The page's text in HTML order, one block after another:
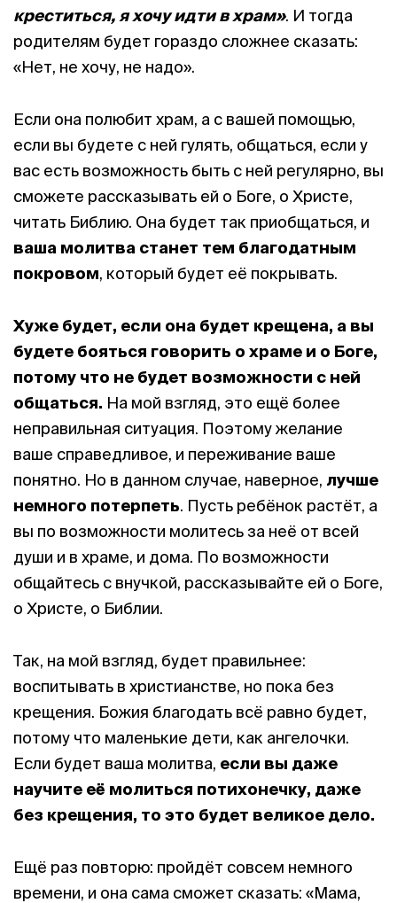
креститься, я хочу идти в храм». И тогда
родителям будет гораздо сложнее сказать:
«Нет, не хочу, не надо».
Если она полюбит храм, а с вашей помощью,
если вы будете с ней гулять, общаться, если у
вас есть возможность быть с ней регулярно, вы
сможете рассказывать ей о Боге, о Христе,
читать Библию. Она будет так приобщаться, и
ваша молитва станет тем благодатным
покровом, который будет её покрывать.
Хуже будет, если она будет крещена, а вы
будете бояться говорить о храме и о Боге,
потому что не будет возможности с ней
общаться. На мой взгляд, это ещё более
неправильная ситуация. Поэтому желание
ваше справедливое, и переживание ваше
понятно. Но в данном случае, наверное, лучше
немного потерпеть. Пусть ребёнок растёт, а
вы по возможности молитесь за неё от всей
души и в храме, и дома. По возможности
общайтесь с внучкой, рассказывайте ей о Боге,
о Христе, о Библии.
Так, на мой взгляд, будет правильнее:
воспитывать в христианстве, но пока без
крещения. Божия благодать всё равно будет,
потому что маленькие дети, как ангелочки.
Если будет ваша молитва, если вы даже
научите её молиться потихонечку, даже
без крещения, то это будет великое дело.
Ещё раз повторю: пройдёт совсем немного
времени, и она сама сможет сказать: «Мама,